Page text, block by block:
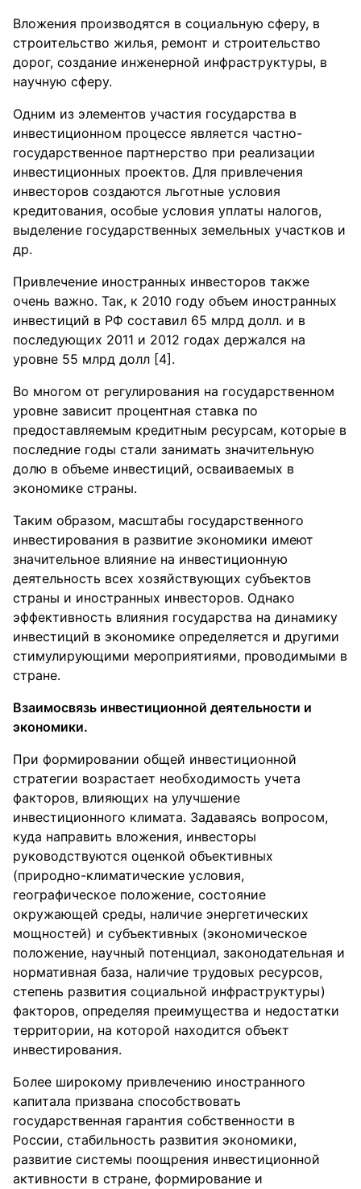
Вложения производятся в социальную сферу, в
строительство жилья, ремонт и строительство
дорог, создание инженерной инфраструктуры, в
научную сферу.
Одним из элементов участия государства в
инвестиционном процессе является частно-
государственное партнерство при реализации
инвестиционных проектов. Для привлечения
инвесторов создаются льготные условия
кредитования, особые условия уплаты налогов,
выделение государственных земельных участков и
др.
Привлечение иностранных инвесторов также
очень важно. Так, к 2010 году объем иностранных
инвестиций в РФ составил 65 млрд долл. и в
последующих 2011 и 2012 годах держался на
уровне 55 млрд долл [4].
Во многом от регулирования на государственном
уровне зависит процентная ставка по
предоставляемым кредитным ресурсам, которые в
последние годы стали занимать значительную
долю в объеме инвестиций, осваиваемых в
экономике страны.
Таким образом, масштабы государственного
инвестирования в развитие экономики имеют
значительное влияние на инвестиционную
деятельность всех хозяйствующих субъектов
страны и иностранных инвесторов. Однако
эффективность влияния государства на динамику
инвестиций в экономике определяется и другими
стимулирующими мероприятиями, проводимыми в
стране.
Взаимосвязь инвестиционной деятельности и
экономики.
При формировании общей инвестиционной
стратегии возрастает необходимость учета
факторов, влияющих на улучшение
инвестиционного климата. Задаваясь вопросом,
куда направить вложения, инвесторы
руководствуются оценкой объективных
(природно-климатические условия,
географическое положение, состояние
окружающей среды, наличие энергетических
мощностей) и субъективных (экономическое
положение, научный потенциал, законодательная и
нормативная база, наличие трудовых ресурсов,
степень развития социальной инфраструктуры)
факторов, определяя преимущества и недостатки
территории, на которой находится объект
инвестирования.
Более широкому привлечению иностранного
капитала призвана способствовать
государственная гарантия собственности в
России, стабильность развития экономики,
развитие системы поощрения инвестиционной
активности в стране, формирование и